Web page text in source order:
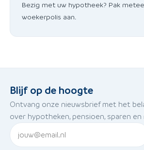
Bezig met uw hypotheek? Pak
woekerpolis aan.
Blijf op de hoogte
Ontvang onze nieuwsbrief met het
over hypotheken, pensioen, sparen en